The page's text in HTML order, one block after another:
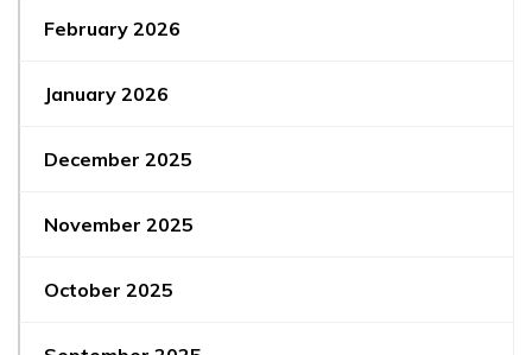
February 2026
January 2026
December 2025
November 2025
October 2025